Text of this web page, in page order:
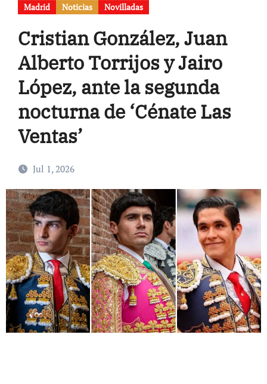
Madrid Noticias Novilladas
Cristian González, Juan
Alberto Torrijos y Jairo
López, ante la segunda
nocturna de ‘Cénate Las
Ventas’
Jul 1, 2026